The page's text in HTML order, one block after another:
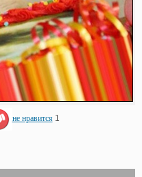
не нравится 1